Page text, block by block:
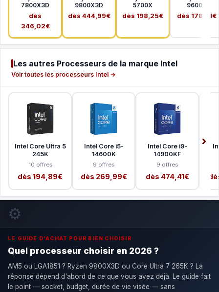
7800X3D
dès
346,02€
9800X3D
dès 444,99€
5700X
dès 198,25€
9600X
dès 178,41€
Les autres Processeurs de la marque Intel
Voir toutes les processeurs Intel →
Intel Core Ultra 5
245K
10 offres
dès 194,89€
Intel Core i5-
14600K
9 offres
dès 269,99€
Intel Core i9-
14900KF
9 offres
dès 474,41€
⚙️
LE GUIDE D'ACHAT POUR BIEN CHOISIR
Quel processeur choisir en 2026 ?
AM5 ou LGA1851 ? Ryzen 9800X3D ou Core Ultra 7 265K ? La
réponse dépend d'abord de ce que vous avez déjà. Le guide fait
le point — socket, budget, durée de vie visée — sans